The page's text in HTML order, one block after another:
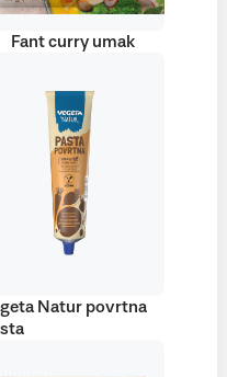
Fant curry umak
Natur povrtna